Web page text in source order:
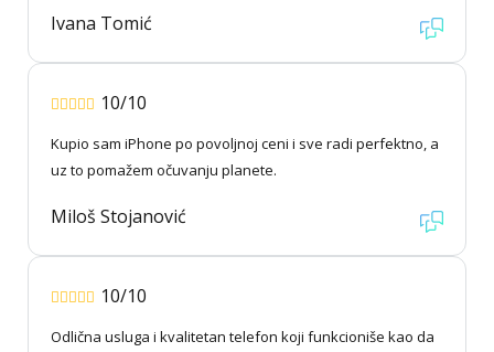
Ivana Tomić
10/10
Kupio sam iPhone po povoljnoj ceni i sve radi perfektno, a
uz to pomažem očuvanju planete.
Miloš Stojanović
10/10
Odlična usluga i kvalitetan telefon koji funkcioniše kao da